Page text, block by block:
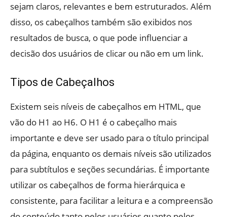
sejam claros, relevantes e bem estruturados. Além
disso, os cabeçalhos também são exibidos nos
resultados de busca, o que pode influenciar a
decisão dos usuários de clicar ou não em um link.
Tipos de Cabeçalhos
Existem seis níveis de cabeçalhos em HTML, que
vão do H1 ao H6. O H1 é o cabeçalho mais
importante e deve ser usado para o título principal
da página, enquanto os demais níveis são utilizados
para subtítulos e seções secundárias. É importante
utilizar os cabeçalhos de forma hierárquica e
consistente, para facilitar a leitura e a compreensão